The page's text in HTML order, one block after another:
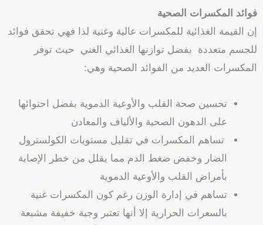
فوائد المكسرات الصحية
إن القيمة الغذائية للمكسرات عالية وغنية لذا فهي تحقق فوائد
للجسم متعددة بفضل توازنها الغذائي الغني حيث توفر
المكسرات العديد من الفوائد الصحية وهي:
تحسين صحة القلب والأوعية الدموية بفضل احتوائها
على الدهون الصحية والألياف والمعادن
تساهم المكسرات في تقليل مستويات الكولسترول
الضار وخفض ضغط الدم مما يقلل من خطر الإصابة
بأمراض القلب والأوعية الدموية
تساهم في إدارة الوزن رغم كون المكسرات غنية
بالسعرات الحرارية إلا أنها تعتبر وجبة خفيفة مشبعة